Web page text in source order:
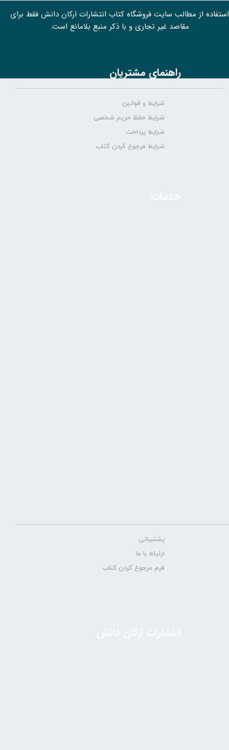
استفاده از مطالب سايت فروشگاه کتاب انتشارات ارکان دانش فقط برای
مقاصد غیر تجاری و با ذکر منبع بلامانع است.
راهنمای مشتریان
شرایط و قوانین
شرایط حفظ حریم شخصی
شرایط پرداخت
شرایط مرجوع کردن کتاب
پشتیبانی
ارتباط با ما
فرم مرجوع کردن کتاب